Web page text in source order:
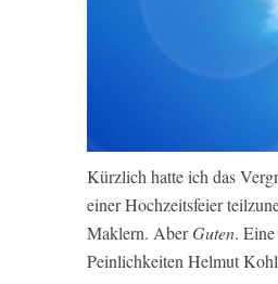
Kürzlich hatte ich das
einer Hochzeitsfeier
Maklern. AberGuten.
Peinlichkeiten Helmut